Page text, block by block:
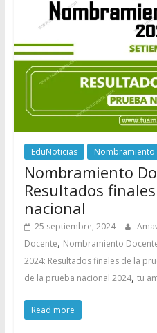
EduNoticias Nombramiento
Nombramiento
Resultados
nacional
25 septiembre, 2024
Docente, Nombramiento
2024: Resultados finales de la
de la prueba nacional 2024, tu
Read more